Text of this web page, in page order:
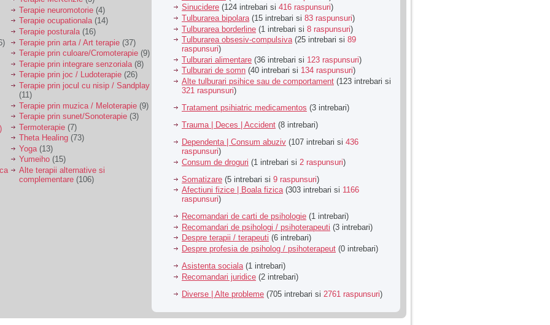
Terapie neuromotorie (4)
Terapie ocupationala(14)
Terapie posturala (16)
Terapie prin arta / Art terapie (37)
Terapie prin culoare/Cromoterapie (9)
Terapie prin integrare senzoriala (8)
Terapie prin joc / Ludoterapie (26)
Terapie prin jocul cu nisip / Sandplay
(11)
Terapie prin muzica / Meloterapie (9)
Terapie prin sunet/Sonoterapie (3)
Termoterapie (7)
Theta Healing (73)
Yoga (13)
Yumeiho (15)
Alte terapii alternative si
complementare (106)
Sinucidere (124 intrebari si 416 raspunsuri)
Tulburarea bipolara(15 intrebari si 83 raspunsuri)
Tulburarea borderline (1 intrebari si 8 raspunsuri)
Tulburarea obsesiv-compulsiva(25 intrebari si 89
raspunsuri)
Tulburari alimentare (36 intrebari si 123 raspunsuri)
Tulburari de somn (40 intrebari si 134 raspunsuri)
Alte tulburari psihice sau de comportament (123 intrebari si
321 raspunsuri)
Tratament psihiatric medicamentos (3 intrebari)
Trauma | Deces | Accident (8 intrebari)
Dependenta | Consum abuziv (107 intrebari si 436
raspunsuri)
Consum de droguri (1 intrebari si 2 raspunsuri)
Somatizare (5 intrebari si 9 raspunsuri)
Afectiuni fizice | Boala fizica(303 intrebari si 1166
raspunsuri)
Recomandari de carti de psihologie (1 intrebari)
Recomandari de psihologi / psihoterapeuti (3 intrebari)
Despre terapii / terapeuti (6 intrebari)
Despre profesia de psiholog / psihoterapeut (0 intrebari)
Asistenta sociala (1 intrebari)
Recomandari juridice (2 intrebari)
Diverse | Alte probleme (705 intrebari si 2761 raspunsuri)